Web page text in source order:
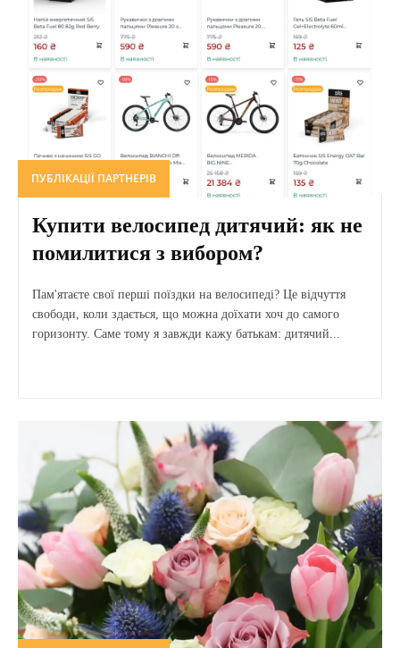
ПУБЛІКАЦІЇ ПАРТНЕРІВ
Купити велосипед дитячий: як не
помилитися з вибором?
Пам'ятаєте свої перші поїздки на велосипеді? Це відчуття
свободи, коли здається, що можна доїхати хоч до самого
горизонту. Саме тому я завжди кажу батькам: дитячий...